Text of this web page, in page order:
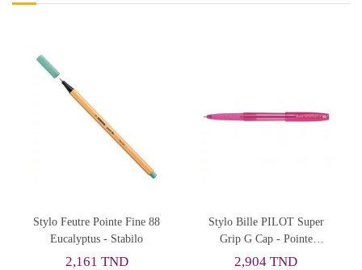
Fine 88
Stylo Bille PILOT Super
Grip G Cap - Pointe
Moyenne - Rose
2,904 TND
Stylo Roller Gel
2 XS Pixie -
Moyenne - Rose
5,341 TND